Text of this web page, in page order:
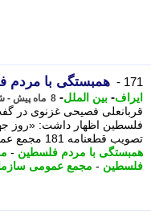
171 - همبستگی با مردم
ایراف- بین الملل- 8 ماه پیش - شنبه 8 آذر 1404، 13:32
قربانعلی فصیحی غزنوی در
فلسطین اظهار داشت: «روز
تصویب قطعنامه 181 مجمع عمومی ...
همبستگی با مردم فلسطین -
فلسطین - مجمع عمومی